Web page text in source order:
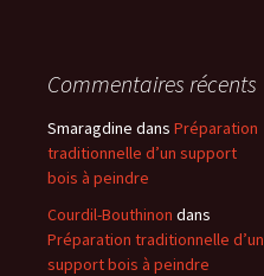
Commentaires récents
Smaragdine dans Préparation
traditionnelle d’un support
bois à peindre
Courdil-Bouthinon dans
Préparation traditionnelle d’un
support bois à peindre